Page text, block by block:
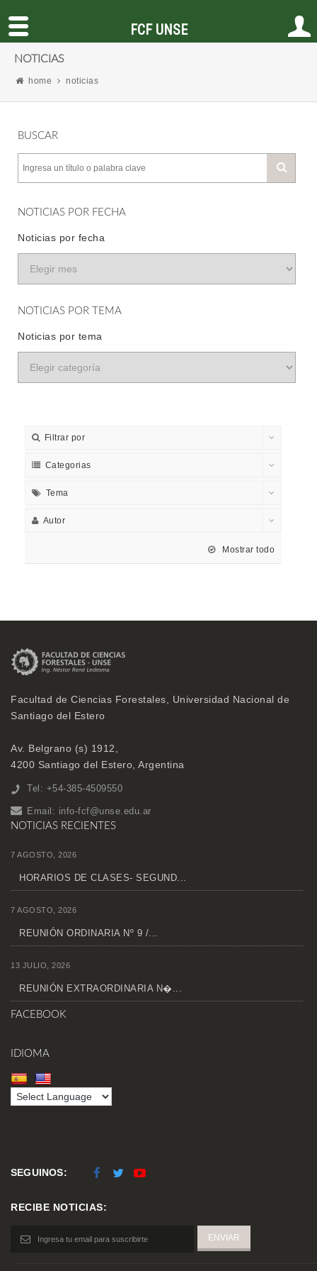
NOTICIAS
home noticias
BUSCAR
NOTICIAS POR FECHA
Noticias por fecha
NOTICIAS POR TEMA
Noticias por tema
Filtrar por
Categorias
Tema
Autor
Mostrar todo
Facultad de Ciencias Forestales, Universidad Nacional de
Santiago del Estero
Av. Belgrano (s) 1912,
4200 Santiago del Estero, Argentina
Tel: +54-385-4509550
Email: info-fcf@unse.edu.ar
NOTICIAS RECIENTES
7 AGOSTO, 2026
HORARIOS DE CLASES- SEGUND...
7 AGOSTO, 2026
REUNIÓN ORDINARIA Nº 9 /...
13 JULIO, 2026
REUNIÓN EXTRAORDINARIA N�...
FACEBOOK
IDIOMA
SEGUINOS:
RECIBE NOTICIAS:
FCF UNSE